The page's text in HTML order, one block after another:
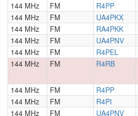
144 MHz
FM R4PP
144 MHz
FM UA4PKX
144 MHz
FM RA4PKK
144 MHz
FM UA4PNV
144 MHz
FM R4PEL
144 MHz
FM R4RB
144 MHz FM R4PP
144 MHz
FM R4PI
144 MHz
FM UA4PNV